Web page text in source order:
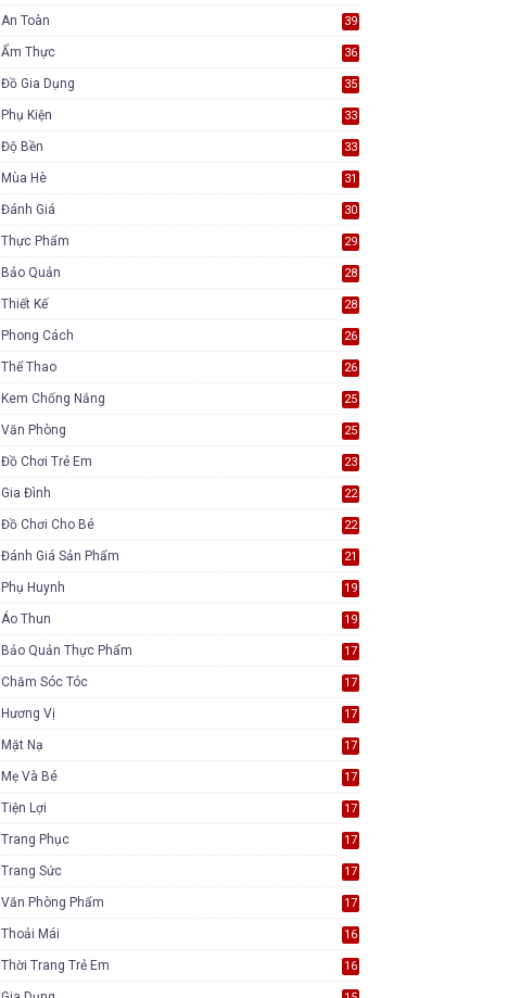
An Toàn 39
Ẩm Thực 36
Đồ Gia Dụng 35
Phụ Kiện 33
Độ Bền 33
Mùa Hè 31
Đánh Giá 30
Thực Phẩm 29
Bảo Quản 28
Thiết Kế 28
Phong Cách 26
Thể Thao 26
Kem Chống Nắng 25
Văn Phòng 25
Đồ Chơi Trẻ Em 23
Gia Đình 22
Đồ Chơi Cho Bé 22
Đánh Giá Sản Phẩm 21
Phụ Huynh 19
Áo Thun 19
Bảo Quản Thực Phẩm 17
Chăm Sóc Tóc 17
Hương Vị 17
Mặt Nạ 17
Mẹ Và Bé 17
Tiện Lợi 17
Trang Phục 17
Trang Sức 17
Văn Phòng Phẩm 17
Thoải Mái 16
Thời Trang Trẻ Em 16